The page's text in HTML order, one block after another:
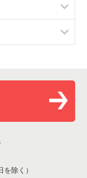
一覧
覧
一覧
一覧
件一覧
覧
一覧
一覧
覧
一覧
案件一覧
覧
覧
一覧
一覧
の案件一覧
除く）